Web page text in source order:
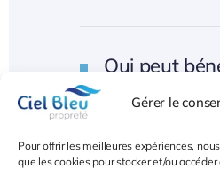
Gérer le
Pour offrir les meilleures expériences,
que les cookies pour stocker et/ou
Qui peut
service
d’entretien
communes ?